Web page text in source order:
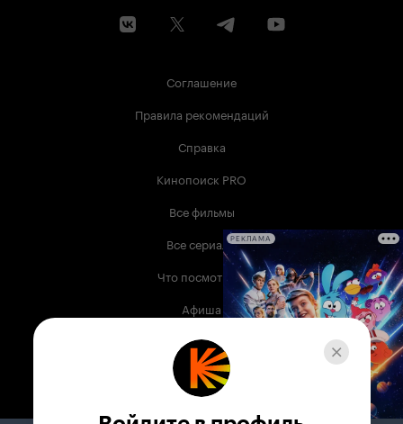
Соглашение
Правила рекомендаций
Справка
Кинопоиск PRO
Все фильмы
Все сериалы
Что посмотреть
Афиша
Музыка
Телепрограмма
РЕКЛАМА